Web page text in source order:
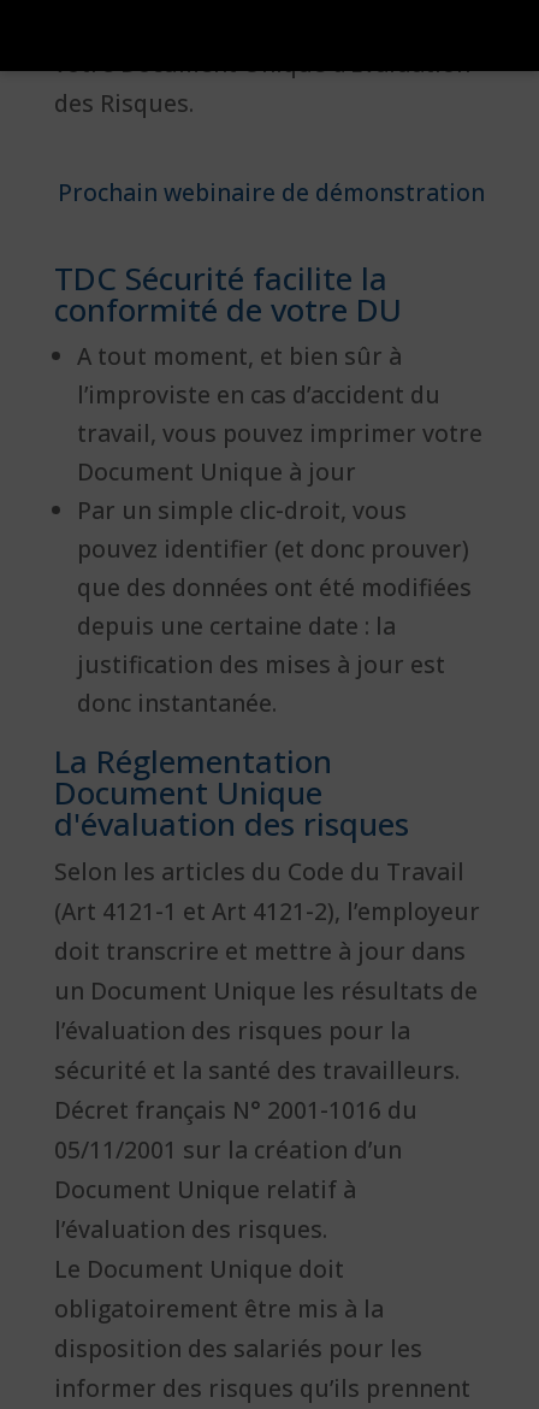
votre Document Unique d’Evaluation
des Risques.
Prochain webinaire de démonstration
TDC Sécurité facilite la
conformité de votre DU
A tout moment, et bien sûr à
l’improviste en cas d’accident du
travail, vous pouvez imprimer votre
Document Unique à jour
Par un simple clic-droit, vous
pouvez identifier (et donc prouver)
que des données ont été modifiées
depuis une certaine date : la
justification des mises à jour est
donc instantanée.
La Réglementation
Document Unique
d'évaluation des risques
Selon les articles du Code du Travail
(Art 4121-1 et Art 4121-2), l’employeur
doit transcrire et mettre à jour dans
un Document Unique les résultats de
l’évaluation des risques pour la
sécurité et la santé des travailleurs.
Décret français N° 2001-1016 du
05/11/2001 sur la création d’un
Document Unique relatif à
l’évaluation des risques.
Le Document Unique doit
obligatoirement être mis à la
disposition des salariés pour les
informer des risques qu’ils prennent